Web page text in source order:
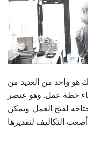
هو واحد من العديد من
خطة عمل. وهو عنصر
لفتح العمل. ويمكن